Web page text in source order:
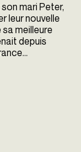
mari Peter,
leur nouvelle
sa meilleure
depuis